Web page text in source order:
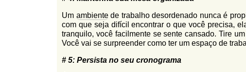
Um ambientede trabalho desordenado nunca é
com que seja difícil encontrar o que você precisa,
tranquilo, você facilmente se sente cansado. Tire
Você vai se surpreender como ter um espaço de
# 5: Persista no seu cronograma